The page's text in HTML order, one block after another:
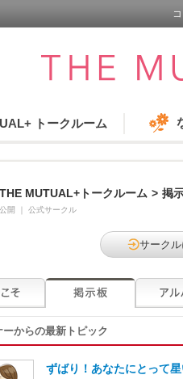
トークルーム
THE MUTUAL+トークルーム > 掲
公開 公式サークル
サーク
ーからの最新トピック
ずばり！あなたにとって